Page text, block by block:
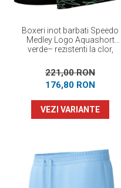
Boxeri inot barbati Speedo
Medley Logo Aquashort
verde– rezistenti la clor,
221,00 RON
176,80 RON
VEZI VARIANTE